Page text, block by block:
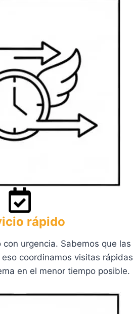
rápido
urgencia. Sabemos que las
coordinamos visitas rápidas
en el menor tiempo posible.